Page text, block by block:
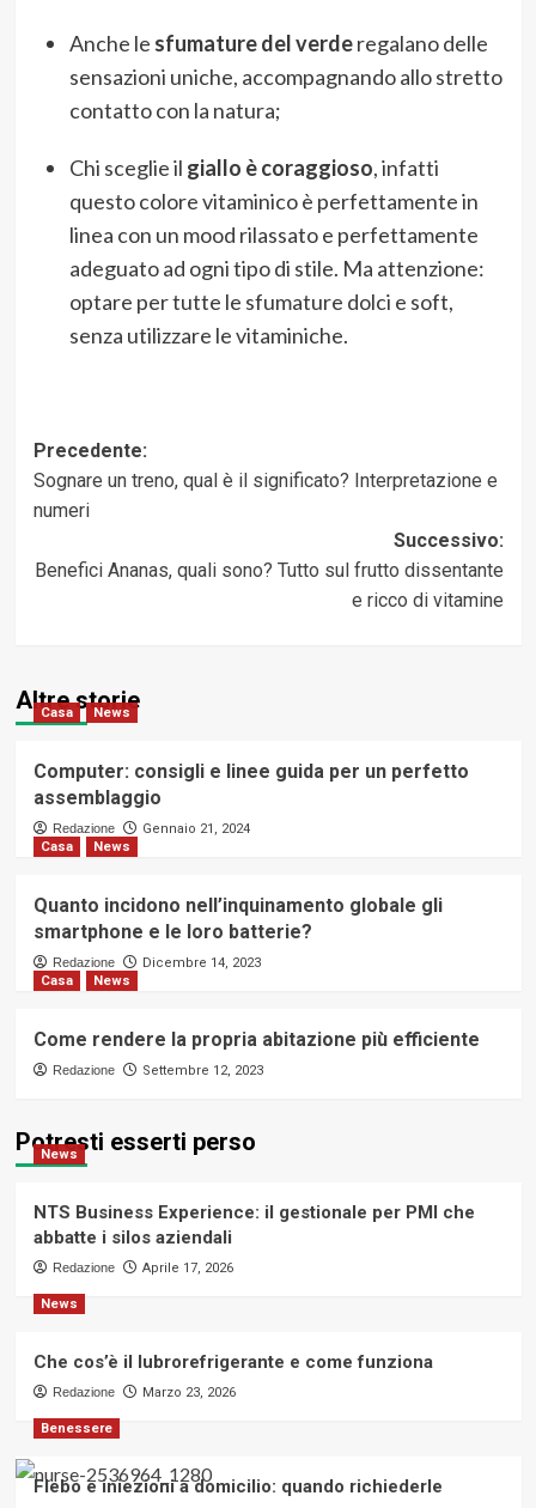
Anche le sfumature del verderegalano delle
sensazioni uniche, accompagnando allo stretto
contatto con la natura;
Chi sceglie il giallo è coraggioso, infatti
questo colore vitaminico è perfettamente in
linea con un mood rilassato e perfettamente
adeguato ad ogni tipo di stile. Ma attenzione:
optare per tutte le sfumature dolci e soft,
senza utilizzare le vitaminiche.
Navigazione
articolo
Precedente:
Sognare un treno, qual è il significato? Interpretazione e
numeri
Successivo:
Benefici Ananas, quali sono? Tutto sul frutto dissentante
e ricco di vitamine
Altre storie
Casa News
Computer: consigli e linee guida per un perfetto
assemblaggio
Redazione
Gennaio 21, 2024
Casa
News
Quanto incidono nell’inquinamento globale gli
smartphone e le loro batterie?
Redazione
Dicembre 14, 2023
Casa
News
Come rendere la propria abitazione più efficiente
Redazione Settembre 12, 2023
Potresti esserti perso
News
NTS Business Experience: il gestionale per PMI che
abbatte i silos aziendali
Redazione Aprile 17, 2026
News
Che cos’è il lubrorefrigerante e come funziona
Redazione Marzo 23, 2026
Benessere
Flebo e iniezioni a domicilio: quando richiederle